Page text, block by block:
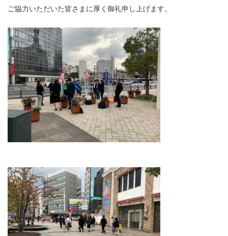
ご協力いただいた皆さまに厚く御礼申し上げます。